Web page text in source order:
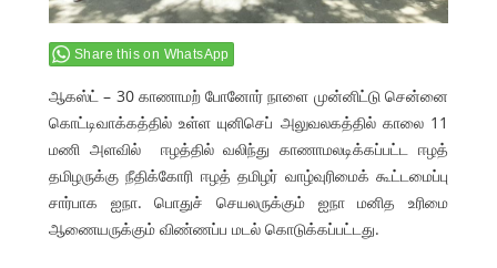
Share this on WhatsApp
ஆகஸ்ட் – 30 காணாமற் போனோர் நாளை முன்னிட்டு சென்னை
கொட்டிவாக்கத்தில் உள்ள யுனிசெப் அலுவலகத்தில் காலை 11
மணி அளவில் ஈழத்தில் வலிந்து காணாமலடிக்கப்பட்ட ஈழத்
தமிழருக்கு நீதிக்கோரி ஈழத் தமிழர் வாழ்வுரிமைக் கூட்டமைப்பு
சார்பாக ஐநா. பொதுச் செயலருக்கும் ஐநா மனித உரிமை
ஆணையருக்கும் விண்ணப்ப மடல் கொடுக்கப்பட்டது.